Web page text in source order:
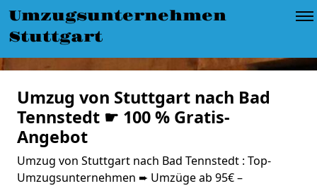
Umzugsunternehmen
Stuttgart
Umzug von Stuttgart nach Bad
Tennstedt ☛ 100 % Gratis-
Angebot
Umzug von Stuttgart nach Bad Tennstedt : Top-
Umzugsunternehmen ➨ Umzüge ab 95€ –